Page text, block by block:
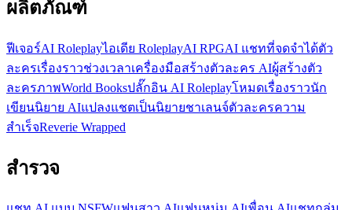
ผลิตภัณฑ์
ฟีเจอร์AI Roleplayไอเดีย RoleplayAI RPGAI แชทที่จดจำได้ตัว
ละครเรื่องราวช่วงเวลาเครื่องมือสร้างตัวละคร AIผู้สร้างตัว
ละครภาพWorld Booksปลั๊กอิน AI Roleplayโหมดเรื่องราวนัก
เขียนนิยาย AIแปลงแชตเป็นนิยายชาเลนจ์ตัวละครความ
สำเร็จReverie Wrapped
สำรวจ